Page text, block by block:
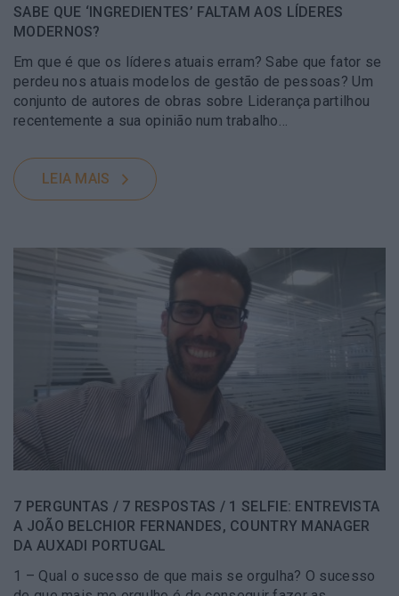
SABE QUE ‘INGREDIENTES’ FALTAM AOS LÍDERES
MODERNOS?
Em que é que os líderes atuais erram? Sabe que fator se
perdeu nos atuais modelos de gestão de pessoas? Um
conjunto de autores de obras sobre Liderança partilhou
recentemente a sua opinião num trabalho…
LEIA MAIS
7 PERGUNTAS / 7 RESPOSTAS / 1 SELFIE: ENTREVISTA
A JOÃO BELCHIOR FERNANDES, COUNTRY MANAGER
DA AUXADI PORTUGAL
1 – Qual o sucesso de que mais se orgulha? O sucesso